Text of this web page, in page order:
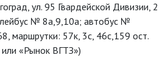
ул. 95 Гвардейской Дивизии, 2
№ 8а,9,10а; автобус №
маршрутки: 57к, 3с, 46с,159 ост.
«Рынок ВГТЗ»)